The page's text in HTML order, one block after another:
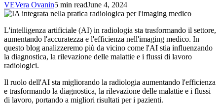
VEVera Ovanin5 min readJune 4, 2024
L'intelligenza artificiale (AI) in radiologia sta trasformando il settore,
aumentando l'accuratezza e l'efficienza nell'imaging medico. In
questo blog analizzeremo più da vicino come l'AI stia influenzando
la diagnostica, la rilevazione delle malattie e i flussi di lavoro
radiologici.
Il ruolo dell'AI sta migliorando la radiologia aumentando l'efficienza
e trasformando la diagnostica, la rilevazione delle malattie e i flussi
di lavoro, portando a migliori risultati per i pazienti.